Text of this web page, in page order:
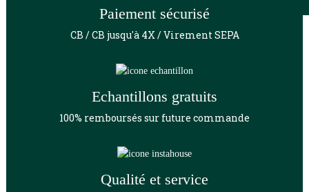
Paiement sécurisé
CB / CB jusqu'à 4X / Virement SEPA
Echantillons gratuits
100% remboursés sur future commande
Qualité et service